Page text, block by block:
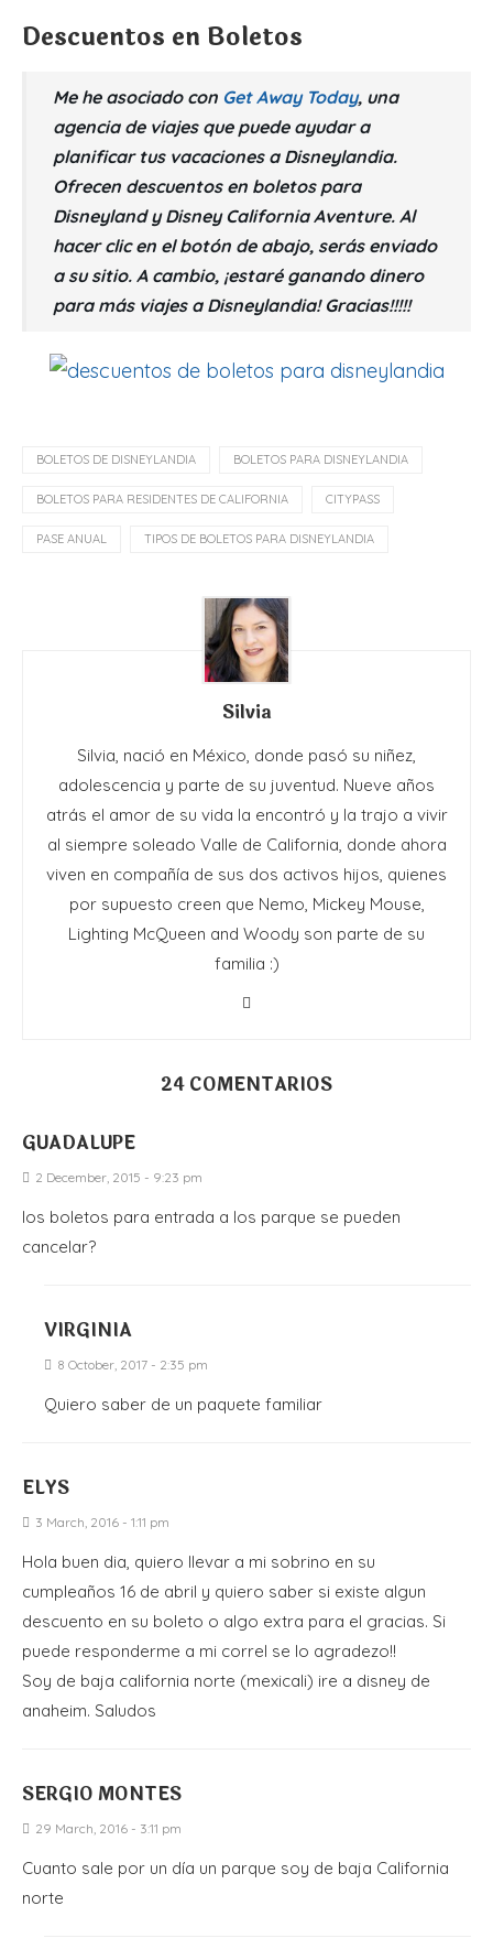
Descuentos en Boletos
Me he asociado con Get Away Today, una
agencia de viajes que puede ayudar a
planificar tus vacaciones a Disneylandia.
Ofrecen descuentos en boletos para
Disneyland y Disney California Aventure. Al
hacer clic en el botón de abajo, serás enviado
a su sitio. A cambio, ¡estaré ganando dinero
para más viajes a Disneylandia! Gracias!!!!!
BOLETOS DE DISNEYLANDIA BOLETOS PARA DISNEYLANDIA
BOLETOS PARA RESIDENTES DE CALIFORNIA CITYPASS
PASE ANUAL TIPOS DE BOLETOS PARA DISNEYLANDIA
Silvia
Silvia, nació en México, donde pasó su niñez,
adolescencia y parte de su juventud. Nueve años
atrás el amor de su vida la encontró y la trajo a vivir
al siempre soleado Valle de California, donde ahora
viven en compañía de sus dos activos hijos, quienes
por supuesto creen que Nemo, Mickey Mouse,
Lighting McQueen and Woody son parte de su
familia :)
24 COMENTARIOS
GUADALUPE
2 December, 2015 - 9:23 pm
los boletos para entrada a los parque se pueden
cancelar?
VIRGINIA
8 October, 2017 - 2:35 pm
Quiero saber de un paquete familiar
ELYS
3 March, 2016 - 1:11 pm
Hola buen dia, quiero llevar a mi sobrino en su
cumpleaños 16 de abril y quiero saber si existe algun
descuento en su boleto o algo extra para el gracias. Si
puede responderme a mi correl se lo agradezo!!
Soy de baja california norte (mexicali) ire a disney de
anaheim. Saludos
SERGIO MONTES
29 March, 2016 - 3:11 pm
Cuanto sale por un día un parque soy de baja California
norte